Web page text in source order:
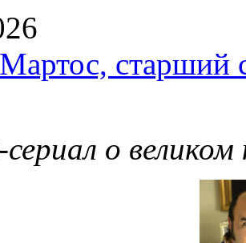
старший
о великом